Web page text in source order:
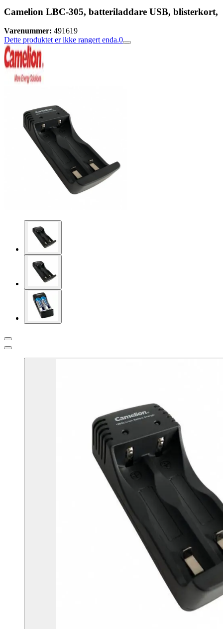
Camelion LBC-305, batteriladdare USB, blisterkort,
Varenummer: 491619
Dette produktet er ikke rangert enda.0